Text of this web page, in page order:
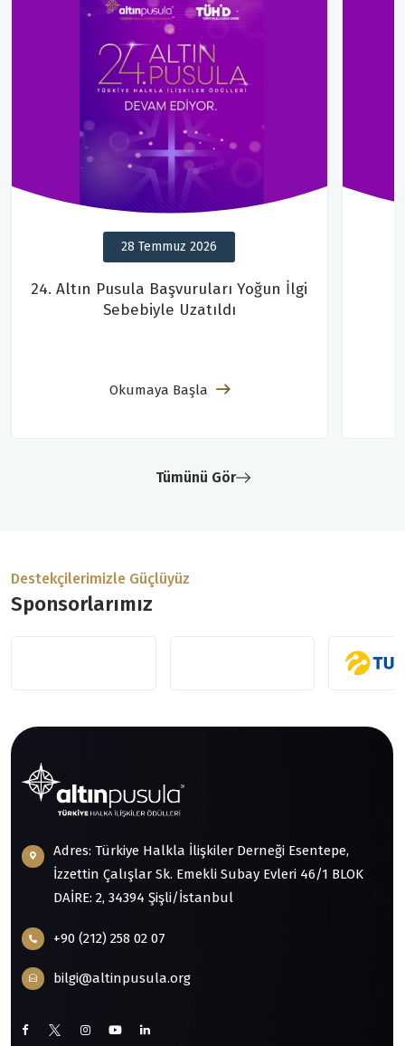
28 Temmuz 2026
24. Altın Pusula Başvuruları Yoğun İlgi
Sebebiyle Uzatıldı
Okumaya Başla
Tümünü Gör
Destekçilerimizle Güçlüyüz
Sponsorlarımız
Adres: Türkiye Halkla İlişkiler Derneği Esentepe,
İzzettin Çalışlar Sk. Emekli Subay Evleri 46/1 BLOK
DAİRE: 2, 34394 Şişli/İstanbul
+90 (212) 258 02 07
bilgi@altinpusula.org